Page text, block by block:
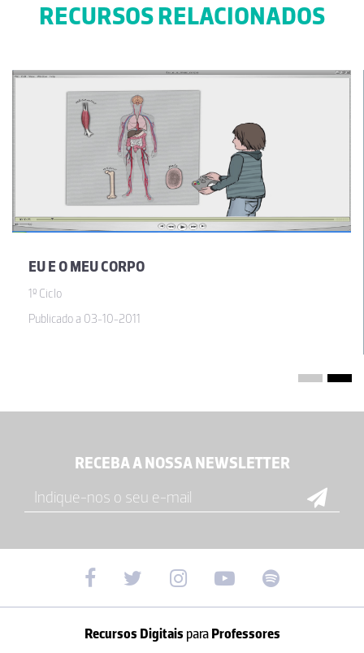
para usá-lo numa das aulas. Contudo, nem no meu computador
nem no da escola, tive acesso ao mesmo (não consegui abrir o
documento). Com os meus cumprimentos, Rosa Maria Pinheiro
Célia Esperança Fonseca Augusto
Muito pedagógico
RECURSOS RELACIONADOS
EU E O MEU CORPO
1º Ciclo
Publicado a 03-10-2011
RECEBA A NOSSA NEWSLETTER
Recursos Digitais paraProfessores